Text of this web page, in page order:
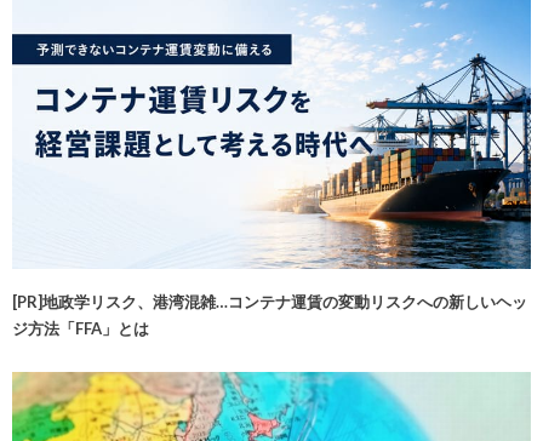
[PR]地政学リスク、港湾混雑…コンテナ運賃の変動リスクへの新しいヘッ
ジ方法「FFA」とは